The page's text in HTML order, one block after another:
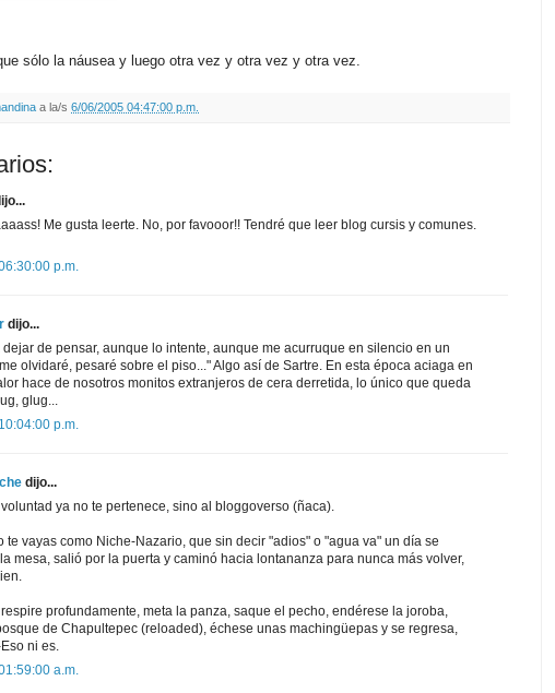
sólo la náusea y luego otra vez y otra vez y otra vez.
a la/s 6/06/2005 04:47:00 p.m.
Me gusta leerte. No, por favooor!! Tendré que leer blog cursis y comunes.
p.m.
dijo...
de pensar, aunque lo intente, aunque me acurruque en silencio en un
olvidaré, pesaré sobre el piso..." Algo así de Sartre. En esta época aciaga en
hace de nosotros monitos extranjeros de cera derretida, lo único que queda
glug...
p.m.
dijo...
ya no te pertenece, sino al bloggoverso (ñaca).
te vayas como Niche-Nazario, que sin decir "adios" o "agua va" un día se
mesa, salió por la puerta y caminó hacia lontananza para nunca más volver,
profundamente, meta la panza, saque el pecho, endérese la joroba,
de Chapultepec (reloaded), échese unas machingüepas y se regresa,
ni es.
a.m.